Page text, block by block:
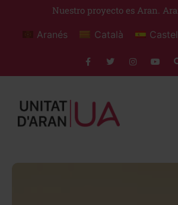
Nuestro proyecto es Aran.
Aranés Català